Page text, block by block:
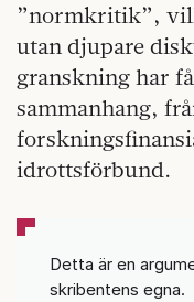
”normkritik”,
utan djupare
granskning har
sammanhang,
idrottsförbund.
Detta är en
skribentens egna.